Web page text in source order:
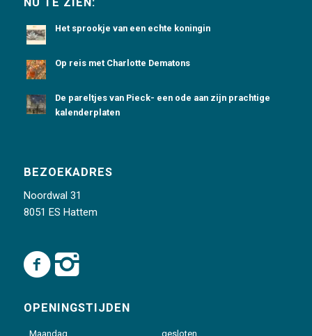
Het sprookje van een echte koningin
Op reis met Charlotte Dematons
De pareltjes van Pieck- een ode aan zijn prachtige
kalenderplaten
BEZOEKADRES
Noordwal 31
8051 ES Hattem
OPENINGSTIJDEN
Maandag gesloten